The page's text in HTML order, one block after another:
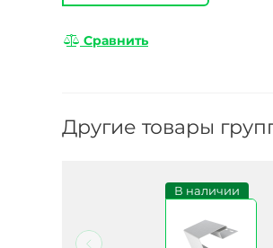
Сравнить
Другие товары
В наличии